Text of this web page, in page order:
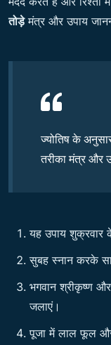
तोड़ेमंत्र और उपाय
ज्योतिष के
तरीका मंत्र और
यह उपाय शुक्रवार
सुबह स्नान करके
भगवान श्रीकृष्ण
जलाएं।
पूजा में लाल फूल और